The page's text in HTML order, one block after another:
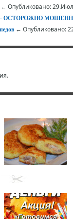
← Опубликовано:
- ОСТОРОЖНО
← Опубликовано: